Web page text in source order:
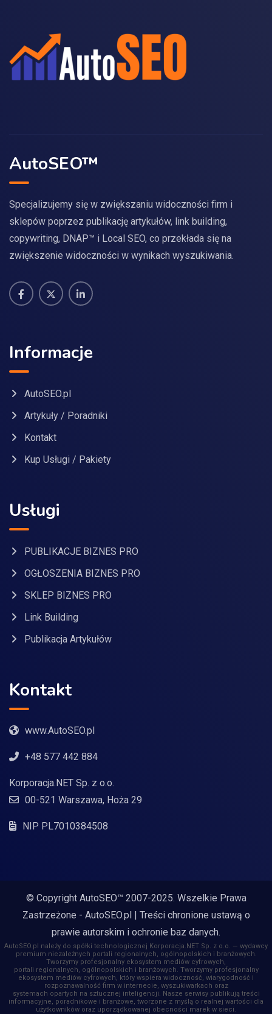
AutoSEO™
Specjalizujemy się w zwiększaniu widoczności firm i
sklepów poprzez publikację artykułów, link building,
copywriting, DNAP™ i Local SEO, co przekłada się na
zwiększenie widoczności w wynikach wyszukiwania.
Informacje
AutoSEO.pl
Artykuły / Poradniki
Kontakt
Kup Usługi / Pakiety
Usługi
PUBLIKACJE BIZNES PRO
OGŁOSZENIA BIZNES PRO
SKLEP BIZNES PRO
Link Building
Publikacja Artykułów
Kontakt
www.AutoSEO.pl
+48 577 442 884
Korporacja.NET Sp. z o.o.
00-521 Warszawa, Hoża 29
NIP PL7010384508
© Copyright AutoSEO™ 2007-2025. Wszelkie Prawa
Zastrzeżone - AutoSEO.pl| Treści chronione ustawą o
prawie autorskim i ochronie baz danych.
AutoSEO.pl należy do spółki technologicznej Korporacja.NET Sp. z o.o. — wydawcy
premium niezależnych portali regionalnych, ogólnopolskich i branżowych.
Tworzymy profesjonalny ekosystem mediów cyfrowych,
portali regionalnych, ogólnopolskich i branżowych. Tworzymy profesjonalny
ekosystem mediów cyfrowych, który wspiera widoczność, wiarygodność i
rozpoznawalność firm w internecie, wyszukiwarkach oraz
systemach opartych na sztucznej inteligencji. Nasze serwisy publikują treści
informacyjne, poradnikowe i branżowe, tworzone z myślą o realnej wartości dla
użytkowników oraz uporządkowanej obecności marek w sieci.